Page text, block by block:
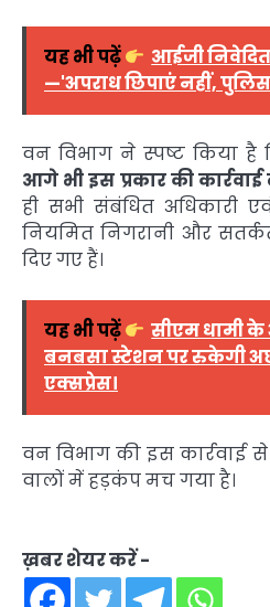
यह भी पढ़ें
आईजी
—'अपराध छिपाएं नहीं,
वन विभाग ने स्पष्ट किया है
आगे भी इस प्रकार की कार्रवाई
ही सभी संबंधित अधिकारी
नियमित निगरानी और
दिए गए हैं।
यह भी पढ़ें
सीएम धामी
बनबसा स्टेशन पर रुकेगी
एक्सप्रेस।
वन विभाग की इस कार्रवाई
वालों में हड़कंप मच गया है।
ख़बर शेयर करें -